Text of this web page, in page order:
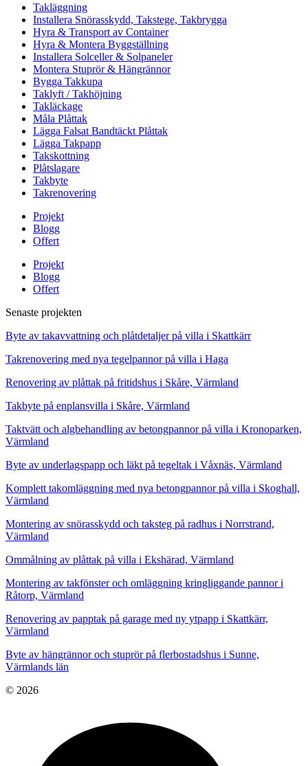
Takläggning
Installera Snörasskydd, Takstege, Takbrygga
Hyra & Transport av Container
Hyra & Montera Byggställning
Installera Solceller & Solpaneler
Montera Stuprör & Hängrännor
Bygga Takkupa
Taklyft / Takhöjning
Takläckage
Måla Plåttak
Lägga Falsat Bandtäckt Plåttak
Lägga Takpapp
Takskottning
Plåtslagare
Takbyte
Takrenovering
Projekt
Blogg
Offert
Projekt
Blogg
Offert
Senaste projekten
Byte av takavvattning och plåtdetaljer på villa i Skattkärr
Takrenovering med nya tegelpannor på villa i Haga
Renovering av plåttak på fritidshus i Skåre, Värmland
Takbyte på enplansvilla i Skåre, Värmland
Taktvätt och algbehandling av betongpannor på villa i Kronoparken,
Värmland
Byte av underlagspapp och läkt på tegeltak i Våxnäs, Värmland
Komplett takomläggning med nya betongpannor på villa i Skoghall,
Värmland
Montering av snörasskydd och taksteg på radhus i Norrstrand,
Värmland
Ommålning av plåttak på villa i Ekshärad, Värmland
Montering av takfönster och omläggning kringliggande pannor i
Råtorp, Värmland
Renovering av papptak på garage med ny ytpapp i Skattkärr,
Värmland
Byte av hängrännor och stuprör på flerbostadshus i Sunne,
Värmlands län
© 2026